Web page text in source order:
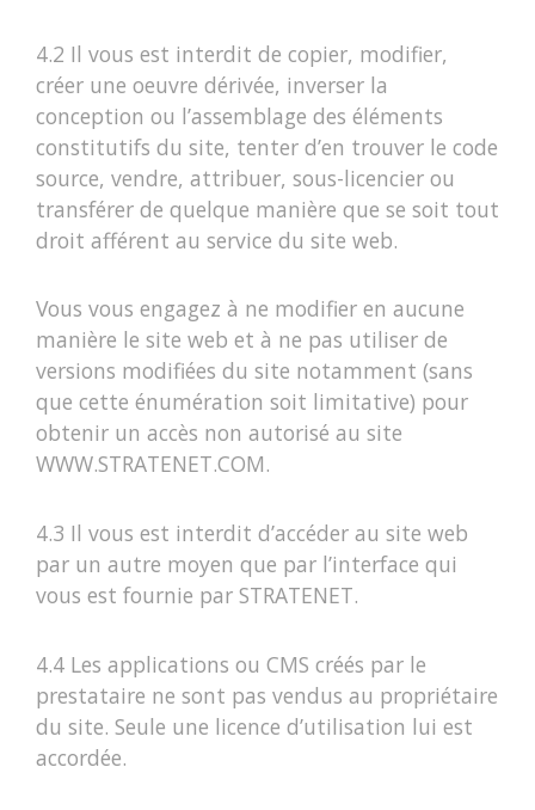
4.2 Il vous est interdit de copier, modifier,
créer une oeuvre dérivée, inverser la
conception ou l’assemblage des éléments
constitutifs du site, tenter d’en trouver le code
source, vendre, attribuer, sous-licencier ou
transférer de quelque manière que se soit tout
droit afférent au service du site web.
Vous vous engagez à ne modifier en aucune
manière le site web et à ne pas utiliser de
versions modifiées du site notamment (sans
que cette énumération soit limitative) pour
obtenir un accès non autorisé au site
WWW.STRATENET.COM.
4.3 Il vous est interdit d’accéder au site web
par un autre moyen que par l’interface qui
vous est fournie par STRATENET.
4.4 Les applications ou CMS créés par le
prestataire ne sont pas vendus au propriétaire
du site. Seule une licence d’utilisation lui est
accordée.